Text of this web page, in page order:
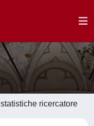
statistiche ricercatore